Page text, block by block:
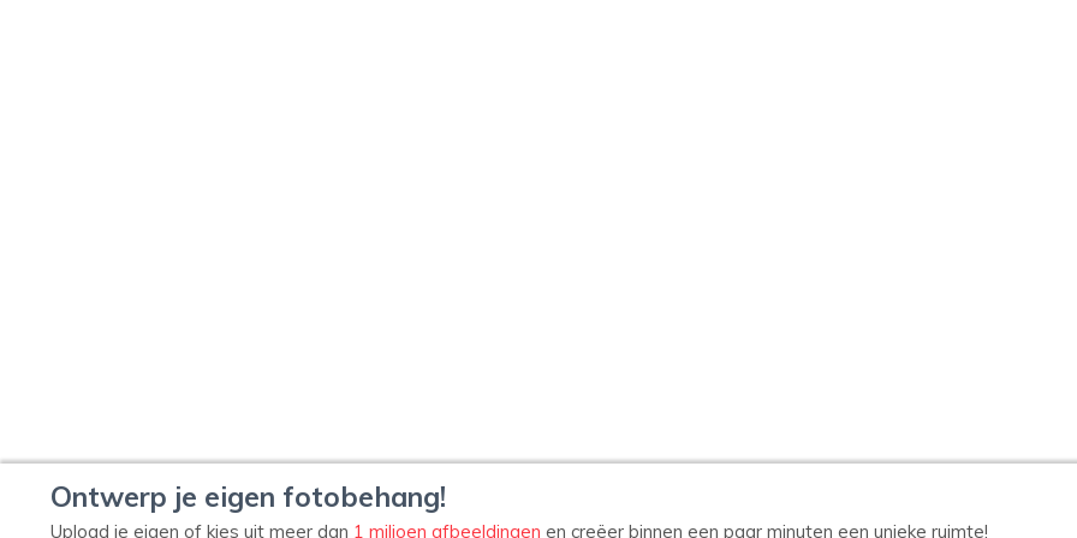
Ontwerp je eigen fotobehang!
Upload je eigen of kies uit meer dan 1 miljoen afbeeldingen en creëer binnen een paar minuten een unieke ruimte!